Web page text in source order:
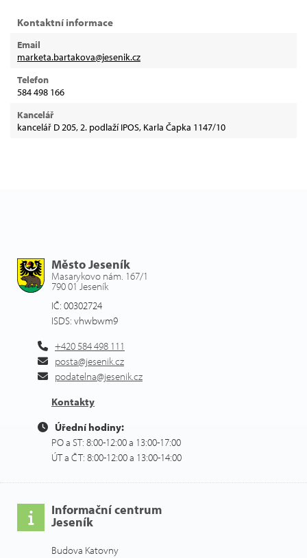
Kontaktní informace
Email
marketa.bartakova@jesenik.cz
Telefon
584 498 166
Kancelář
kancelář D 205, 2. podlaží IPOS, Karla Čapka 1147/10
Město Jeseník
Masarykovo nám. 167/1
790 01 Jeseník
IČ: 00302724
ISDS: vhwbwm9
+420 584 498 111
posta@jesenik.cz
podatelna@jesenik.cz
Kontakty
Úřední hodiny:
PO a ST: 8:00-12:00 a 13:00-17:00
ÚT a ČT: 8:00-12:00 a 13:00-14:00
Informační centrum
Jeseník
Budova Katovny